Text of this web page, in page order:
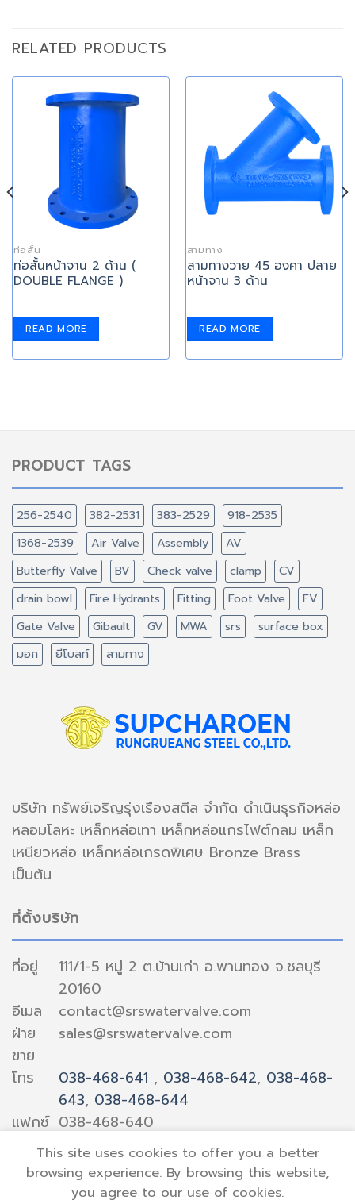
RELATED PRODUCTS
ท่อสั้น
ท่อสั้นหน้าจาน 2 ด้าน (
DOUBLE FLANGE )
READ MORE
สามทาง
สามทางวาย 45 องศา ปลาย
หน้าจาน 3 ด้าน
READ MORE
PRODUCT TAGS
256-2540 382-2531 383-2529
918-2535
1368-2539
Air Valve Assembly
AV
Butterfly Valve
BV Check valve clamp
CV
drain bowl
Fire Hydrants Fitting Foot Valve
FV
Gate Valve
Gibault GV MWA srs
surface box
มอก
ยีโบลท์ สามทาง
บริษัท ทรัพย์เจริญรุ่งเรืองสตีล จำกัด ดำเนินธุรกิจหล่อ
หลอมโลหะ เหล็กหล่อเทา เหล็กหล่อแกรไฟต์กลม เหล็ก
เหนียวหล่อ เหล็กหล่อเกรดพิเศษ Bronze Brass
เป็นต้น
ที่ตั้งบริษัท
ที่อยู่
111/1-5 หมู่ 2 ต.บ้านเก่า อ.พานทอง จ.ชลบุรี
20160
อีเมล
contact@srswatervalve.com
ฝ่าย
ขาย
sales@srswatervalve.com
โทร
038-468-641 , 038-468-642, 038-468-
643, 038-468-644
แฟกซ์ 038-468-640
This site uses cookies to offer you a better
browsing experience. By browsing this website,
you agree to our use of cookies.